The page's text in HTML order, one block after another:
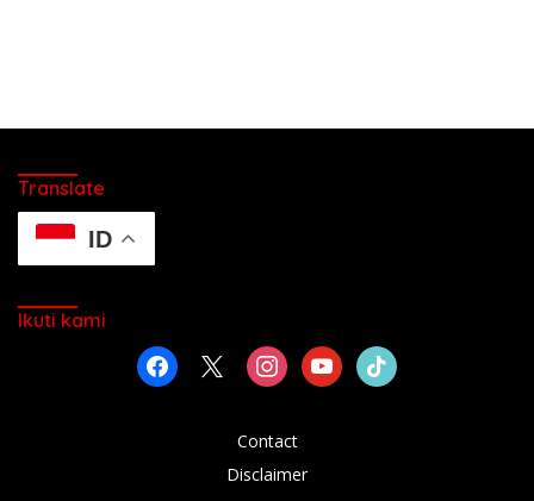
Translate
ID
Ikuti kami
facebook instagramyoutubetiktok
Contact
Disclaimer